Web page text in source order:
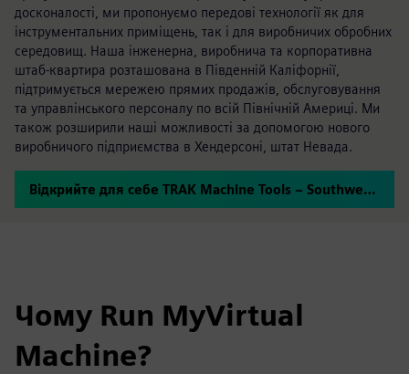
досконалості, ми пропонуємо передові технології як для
інструментальних приміщень, так і для виробничих обробних
середовищ. Наша інженерна, виробнича та корпоративна
штаб-квартира розташована в Південній Каліфорнії,
підтримується мережею прямих продажів, обслуговування
та управлінського персоналу по всій Північній Америці. Ми
також розширили наші можливості за допомогою нового
виробничого підприємства в Хендерсоні, штат Невада.
Відкрийте для себе TRAK Machine Tools – Southwestern Industries
Чому Run MyVirtual
Machine?